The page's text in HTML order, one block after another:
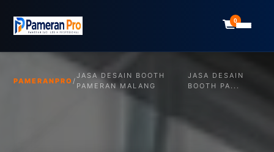
0
PAMERANPRO /
JASA DESAIN BOOTH
PAMERAN MALANG
JASA DESAIN
BOOTH PA...